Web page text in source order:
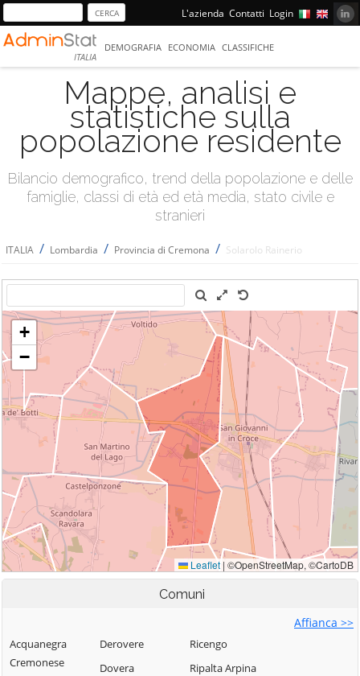
L'azienda Contatti Login
ITALIA
DEMOGRAFIA ECONOMIA CLASSIFICHE
Mappe, analisi e
statistiche sulla
popolazione residente
Bilancio demografico, trend della popolazione e delle
famiglie, classi di età ed età media, stato civile e
stranieri
ITALIA / Lombardia / Provincia di Cremona / Solarolo Rainerio
Comuni
Affianca >>
Acquanegra
Cremonese
Derovere
Dovera
Ricengo
Ripalta Arpina